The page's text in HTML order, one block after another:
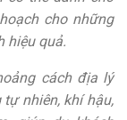
cho những
hiệu quả.
cách địa lý
nhiên, khí hậu,